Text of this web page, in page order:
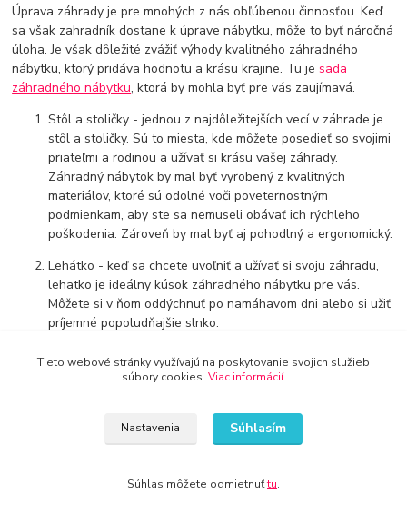
Úprava záhrady je pre mnohých z nás obľúbenou činnosťou. Keď
sa však zahradník dostane k úprave nábytku, môže to byť náročná
úloha. Je však dôležité zvážiť výhody kvalitného záhradného
nábytku, ktorý pridáva hodnotu a krásu krajine. Tu jesada
záhradného nábytku, ktorá by mohla byť pre vás zaujímavá.
Stôl a stoličky - jednou z najdôležitejších vecí v záhrade je
stôl a stoličky. Sú to miesta, kde môžete posedieť so svojimi
priateľmi a rodinou a užívať si krásu vašej záhrady.
Záhradný nábytok by mal byť vyrobený z kvalitných
materiálov, ktoré sú odolné voči poveternostným
podmienkam, aby ste sa nemuseli obávať ich rýchleho
poškodenia. Zároveň by mal byť aj pohodlný a ergonomický.
Lehátko - keď sa chcete uvoľniť a užívať si svoju záhradu,
lehatko je ideálny kúsok záhradného nábytku pre vás.
Môžete si v ňom oddýchnuť po namáhavom dni alebo si užiť
príjemné popoludňajšie slnko.
Záhradné lavice - ak hľadáte kúsok záhradného nábytku,
ktorý ponúka veľa sedenia pre viacerých hostí, záhradné
umiestnené na rôznych miestach v záhrade.
Záhradné krúžky - ak chcete vytvoriť pohodlné a intímne
zvyčajne okrúhle sedačky s vankúšmi a často majú strechu,
Tieto webové stránky využívajú na poskytovanie svojich služieb
súbory cookies. Viac informácií.
Nastavenia Súhlasím
Súhlas môžete odmietnuťtu.